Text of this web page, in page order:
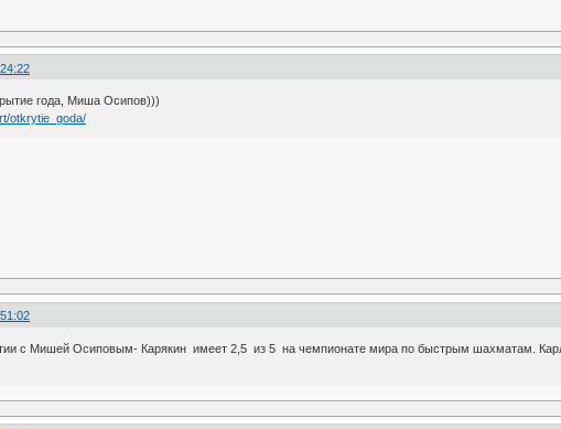
года, Миша Осипов)))
otkrytie_goda/
с Мишей Осиповым- Карякин имеет 2,5 из 5 на чемпионате мира по быстрым шахматам.